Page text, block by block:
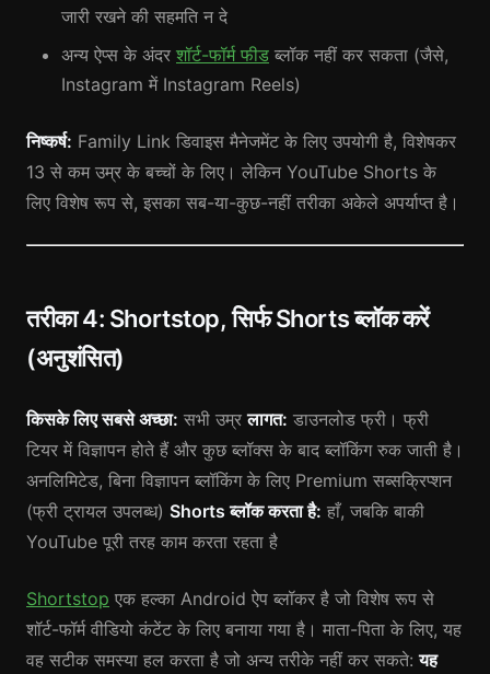
जारी रखने की सहमति न दे
अन्य ऐप्स के अंदर शॉर्ट-फॉर्म फीड ब्लॉक नहीं कर सकता (जैसे,
Instagram में Instagram Reels)
निष्कर्ष: Family Link डिवाइस मैनेजमेंट के लिए उपयोगी है, विशेषकर
13 से कम उम्र के बच्चों के लिए। लेकिन YouTube Shorts के
लिए विशेष रूप से, इसका सब-या-कुछ-नहीं तरीका अकेले अपर्याप्त है।
तरीका 4: Shortstop, सिर्फ Shorts ब्लॉक करें
(अनुशंसित)
किसके लिए सबसे अच्छा: सभी उम्रलागत: डाउनलोड फ्री। फ्री
टियर में विज्ञापन होते हैं और कुछ ब्लॉक्स के बाद ब्लॉकिंग रुक जाती है।
अनलिमिटेड, बिना विज्ञापन ब्लॉकिंग के लिए Premium सब्सक्रिप्शन
(फ्री ट्रायल उपलब्ध) Shorts ब्लॉक करता है: हाँ, जबकि बाकी
YouTube पूरी तरह काम करता रहता है
Shortstop एक हल्का Android ऐप ब्लॉकर है जो विशेष रूप से
शॉर्ट-फॉर्म वीडियो कंटेंट के लिए बनाया गया है। माता-पिता के लिए, यह
वह सटीक समस्या हल करता है जो अन्य तरीके नहीं कर सकते:यह